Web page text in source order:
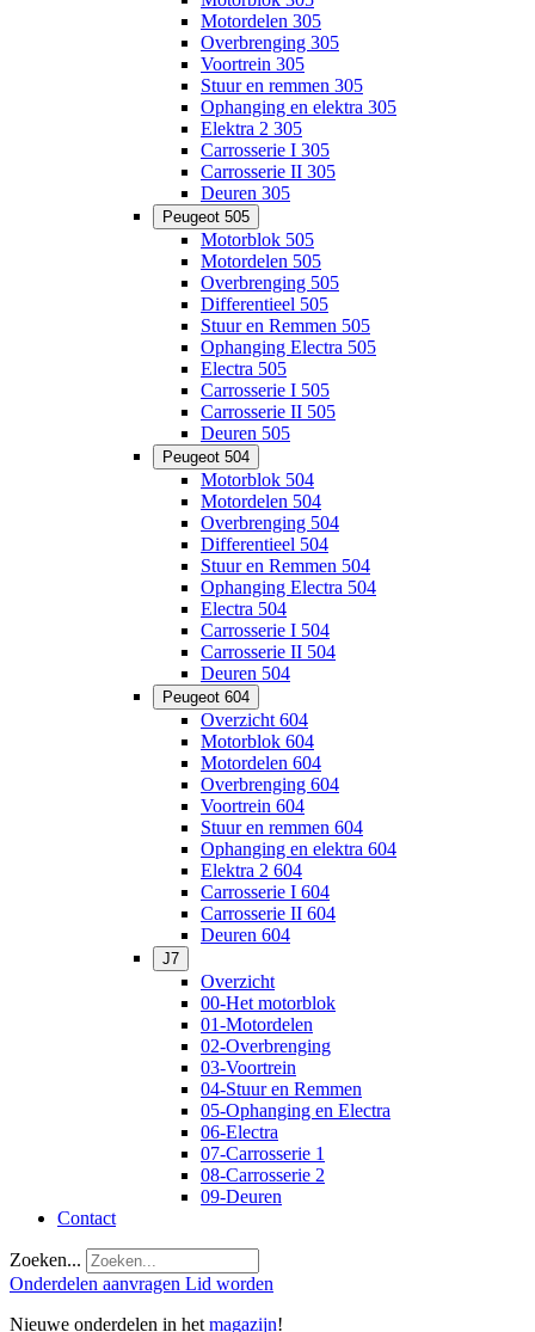
Motordelen 305
Overbrenging 305
Voortrein 305
Stuur en remmen 305
Ophanging en elektra 305
Elektra 2 305
Carrosserie I 305
Carrosserie II 305
Deuren 305
Peugeot 505
Motorblok 505
Motordelen 505
Overbrenging 505
Differentieel 505
Stuur en Remmen 505
Ophanging Electra 505
Electra 505
Carrosserie I 505
Carrosserie II 505
Deuren 505
Peugeot 504
Motorblok 504
Motordelen 504
Overbrenging 504
Differentieel 504
Stuur en Remmen 504
Ophanging Electra 504
Electra 504
Carrosserie I 504
Carrosserie II 504
Deuren 504
Peugeot 604
Overzicht 604
Motorblok 604
Motordelen 604
Overbrenging 604
Voortrein 604
Stuur en remmen 604
Ophanging en elektra 604
Elektra 2 604
Carrosserie I 604
Carrosserie II 604
Deuren 604
J7
Overzicht
00-Het motorblok
01-Motordelen
02-Overbrenging
03-Voortrein
04-Stuur en Remmen
05-Ophanging en Electra
06-Electra
07-Carrosserie 1
08-Carrosserie 2
09-Deuren
Contact
Zoeken...
Onderdelen aanvragen Lid worden
Nieuwe onderdelen in het magazijn!